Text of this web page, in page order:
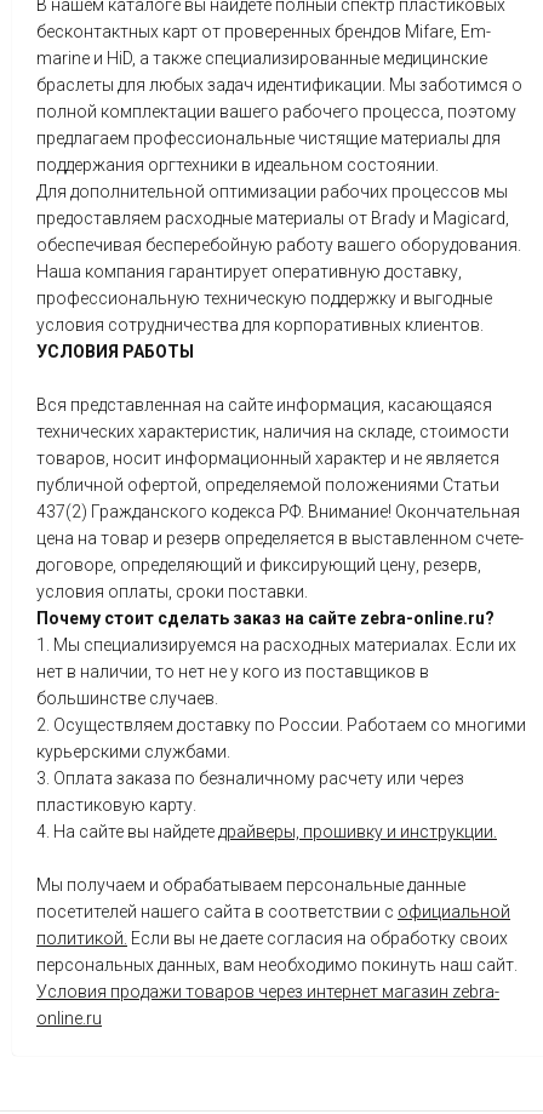
В нашем каталоге вы найдёте полный спектр пластиковых
бесконтактных карт от проверенных брендов Mifare, Em-
marine и HiD, а также специализированные медицинские
браслеты для любых задач идентификации. Мы заботимся о
полной комплектации вашего рабочего процесса, поэтому
предлагаем профессиональные чистящие материалы для
поддержания оргтехники в идеальном состоянии.
Для дополнительной оптимизации рабочих процессов мы
предоставляем расходные материалы от Brady и Magicard,
обеспечивая бесперебойную работу вашего оборудования.
Наша компания гарантирует оперативную доставку,
профессиональную техническую поддержку и выгодные
условия сотрудничества для корпоративных клиентов.
УСЛОВИЯ РАБОТЫ
Вся представленная на сайте информация, касающаяся
технических характеристик, наличия на складе, стоимости
товаров, носит информационный характер и не является
публичной офертой, определяемой положениями Статьи
437(2) Гражданского кодекса РФ. Внимание! Окончательная
цена на товар и резерв определяется в выставленном счете-
договоре, определяющий и фиксирующий цену, резерв,
условия оплаты, сроки поставки.
Почему стоит сделать заказ на сайте zebra-online.ru?
1. Мы специализируемся на расходных материалах. Если их
нет в наличии, то нет не у кого из поставщиков в
большинстве случаев.
2. Осуществляем доставку по России. Работаем со многими
курьерскими службами.
3. Оплата заказа по безналичному расчету или через
пластиковую карту.
4. На сайте вы найдете драйверы, прошивку и инструкции.
Мы получаем и обрабатываем персональные данные
посетителей нашего сайта в соответствии с официальной
политикой. Если вы не даете согласия на обработку своих
персональных данных, вам необходимо покинуть наш сайт.
Условия продажи товаров через интернет магазин zebra-
online.ru